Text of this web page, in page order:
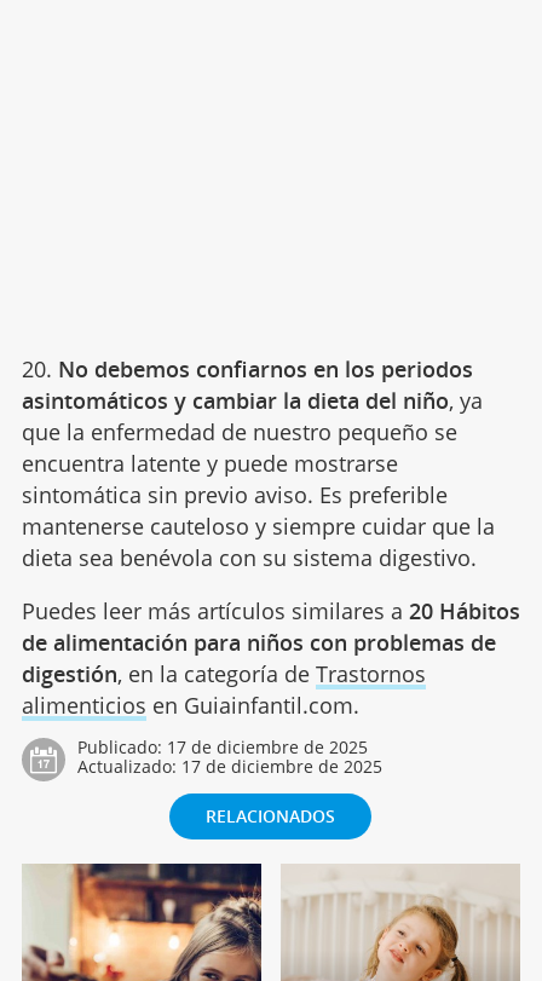
20. No debemos confiarnos en los periodos
asintomáticos y cambiar la dieta del niño, ya
que la enfermedad de nuestro pequeño se
encuentra latente y puede mostrarse
sintomática sin previo aviso. Es preferible
mantenerse cauteloso y siempre cuidar que la
dieta sea benévola con su sistema digestivo.
Puedes leer más artículos similares a 20 Hábitos
de alimentación para niños con problemas de
digestión, en la categoría de Trastornos
alimenticios en Guiainfantil.com.
Publicado: 17 de diciembre de 2025
Actualizado: 17 de diciembre de 2025
RELACIONADOS